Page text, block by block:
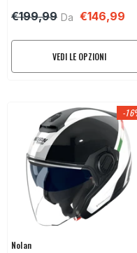
Visor
€199,99 Da €146,99
VEDI LE OPZIONI
-
Venditore:
Nolan